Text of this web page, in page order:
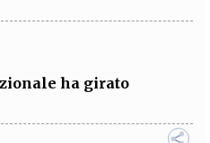
ha girato